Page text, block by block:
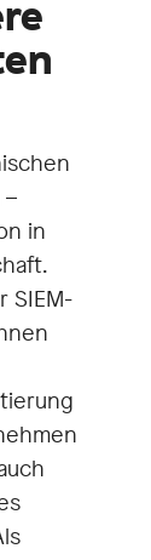
in
SIEM-